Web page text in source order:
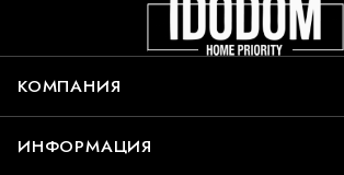
КОМПАНИЯ
ИНФОРМАЦИЯ